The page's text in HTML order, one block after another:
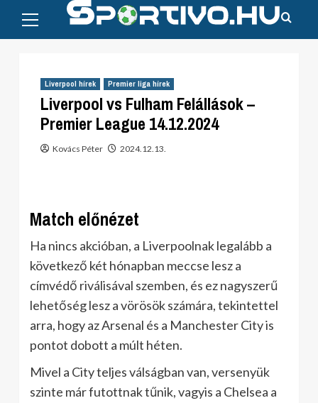
content
Menu
Liverpool hírek Premier liga hírek
Liverpool vs Fulham Felállások –
Premier League 14.12.2024
Kovács Péter 2024.12.13.
Match előnézet
Ha nincs akcióban, a Liverpoolnak legalább a
következő két hónapban meccse lesz a
címvédő riválisával szemben, és ez nagyszerű
lehetőség lesz a vörösök számára, tekintettel
arra, hogy az Arsenal és a Manchester City is
pontot dobott a múlt héten.
Mivel a City teljes válságban van, versenyük
szinte már futottnak tűnik, vagyis a Chelsea a